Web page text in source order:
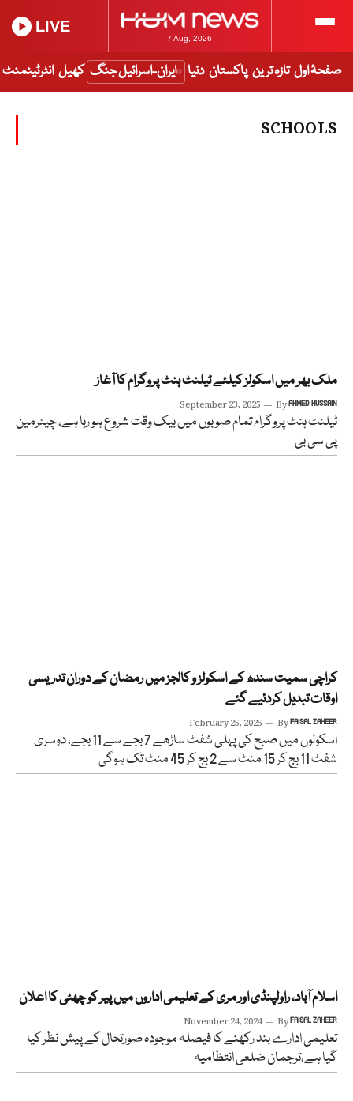
7 Aug, 2026
LIVE
صفحۂ اول تازہ ترین پاکستان دنیا ایران-اسرائیل جنگ کھیل انٹرٹینمنٹ
SCHOOLS
ملک بھر میں اسکولز کیلئے ٹیلنٹ ہنٹ پروگرام کا آغاز
September 23, 2025 ByAHMED HUSSAIN
ٹیلنٹ ہنٹ پروگرام تمام صوبوں میں بیک وقت شروع ہو رہا ہے، چیئرمین
پی سی بی
کراچی سمیت سندھ کے اسکولز و کالجز میں رمضان کے دوران تدریسی
اوقات تبدیل کردئیے گئے
February 25, 2025 ByFAISAL ZAHEER
اسکولوں میں صبح کی پہلی شفٹ ساڑھے 7 بجے سے 11 بجے، دوسری
شفٹ 11 بج کر 15 منٹ سے 2 بج کر 45 منٹ تک ہوگی
اسلام آباد، راولپنڈی اور مری کے تعلیمی اداروں میں پیر کو چھٹی کا اعلان
November 24, 2024 ByFAISAL ZAHEER
تعلیمی ادارے بند رکھنے کا فیصلہ موجودہ صورتحال کے پیش نظر کیا
گیا ہے،ترجمان ضلعی انتظامیہ